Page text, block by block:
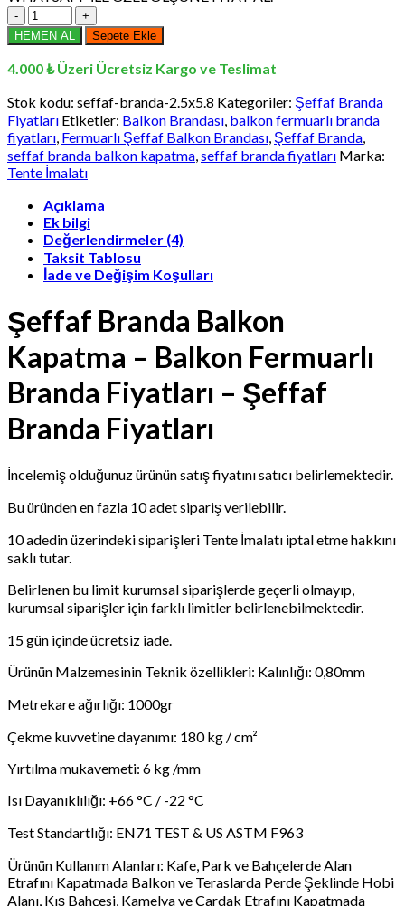
2,5
x
5,8
Metre
Branda
Balkon
Kapatma
-
Balkon
Fermuarlı
Branda
Fiyatları
adet
HEMEN AL Sepete Ekle
4.000 ₺ Üzeri Ücretsiz Kargo ve Teslimat
Stok kodu: seffaf-branda-2.5x5.8 Kategoriler: Şeffaf Branda
Fiyatları Etiketler: Balkon Brandası, balkon fermuarlı branda
fiyatları, Fermuarlı Şeffaf Balkon Brandası, Şeffaf Branda,
seffaf branda balkon kapatma,seffaf branda fiyatları Marka:
Tente İmalatı
Açıklama
Ek bilgi
Değerlendirmeler (4)
Taksit Tablosu
İade ve Değişim Koşulları
Şeffaf Branda Balkon
Kapatma – Balkon Fermuarlı
Branda Fiyatları – Şeffaf
Branda Fiyatları
İncelemiş olduğunuz ürünün satış fiyatını satıcı belirlemektedir.
Bu üründen en fazla 10 adet sipariş verilebilir.
10 adedin üzerindeki siparişleri Tente İmalatı iptal etme hakkını
saklı tutar.
Belirlenen bu limit kurumsal siparişlerde geçerli olmayıp,
kurumsal siparişler için farklı limitler belirlenebilmektedir.
15 gün içinde ücretsiz iade.
Ürünün Malzemesinin Teknik özellikleri: Kalınlığı: 0,80mm
Metrekare ağırlığı: 1000gr
Çekme kuvvetine dayanımı: 180 kg / cm²
Yırtılma mukavemeti: 6 kg /mm
Isı Dayanıklılığı: +66 °C / -22 °C
Test Standartlığı: EN71 TEST & US ASTM F963
Ürünün Kullanım Alanları: Kafe, Park ve Bahçelerde Alan
Etrafını Kapatmada Balkon ve Teraslarda Perde Şeklinde Hobi
Alanı, Kış Bahçesi, Kamelya ve Çardak Etrafını Kapatmada